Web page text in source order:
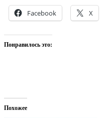
Facebook X
Понравилось это:
Похожее